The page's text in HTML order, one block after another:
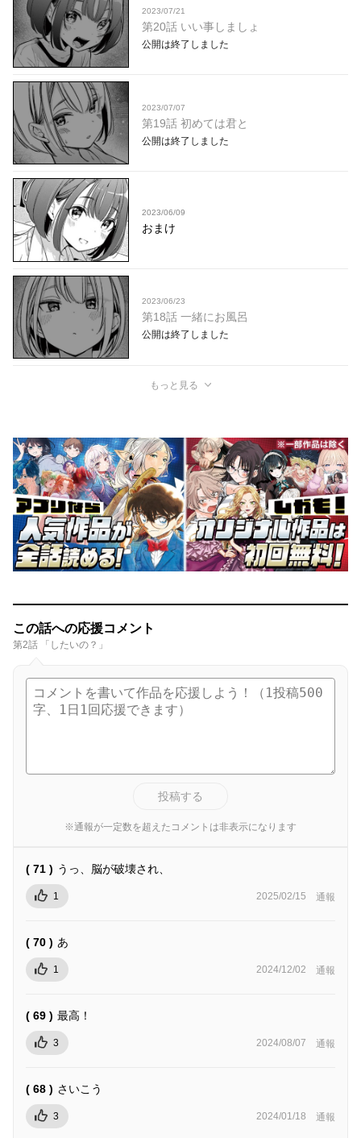
2023/07/21
第20話 いい事しましょ
公開は終了しました
2023/07/07
第19話 初めては君と
公開は終了しました
2023/06/09
おまけ
2023/06/23
第18話 一緒にお風呂
公開は終了しました
もっと見る
この話への応援コメント
第2話 「したいの？」
投稿する
※通報が一定数を超えたコメントは非表示になります
( 71 ) うっ、脳が破壊され、
1 2025/02/15 通報
( 70 ) あ
1 2024/12/02 通報
( 69 ) 最高！
3 2024/08/07 通報
( 68 ) さいこう
3 2024/01/18 通報